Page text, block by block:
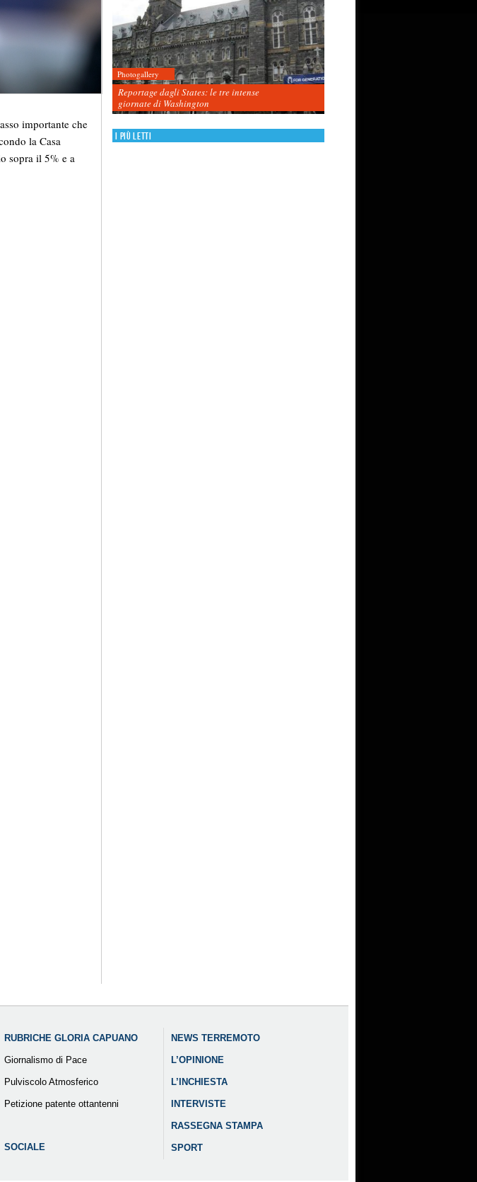
importante che
la Casa
sopra il 5% e a
Photogallery
Reportage dagli States: le tre intense
giornate di Washington
I più letti
RUBRICHE GLORIA CAPUANO
Giornalismo di Pace
Pulviscolo Atmosferico
Petizione patente ottantenni
SOCIALE
NEWS TERREMOTO
L’OPINIONE
L’INCHIESTA
INTERVISTE
RASSEGNA STAMPA
SPORT